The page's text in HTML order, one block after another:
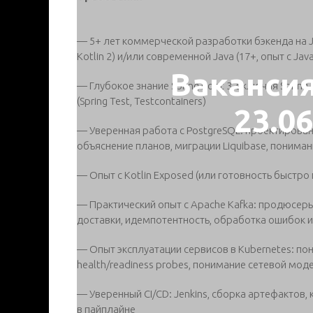
— 5+ лет коммерческой разработки бэкенда на
Kotlin 2) и/или современной Java (17+, опыт с
— Глубокое знание Spring Boot 3, включая Spring
(Spring Test, Testcontainers)
— Уверенная работа с PostgreSQL:
объяснение планов, миграции Liquibase,
— Опыт с Kotlin Exposed (или готовность быстро
— Практический опыт с Apache Kafka:
доставки, идемпотентность, обработка ошибок и
— Опыт эксплуатации сервисов в Kubernetes:
health/readiness probes, понимание сетевой
— Уверенный CI/CD: Jenkins, сборка артефактов,
в пайплайне